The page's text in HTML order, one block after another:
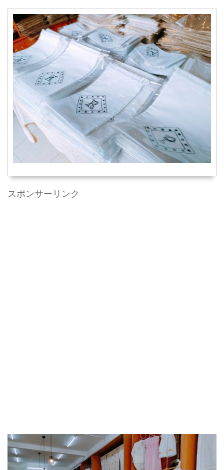
スポンサーリンク